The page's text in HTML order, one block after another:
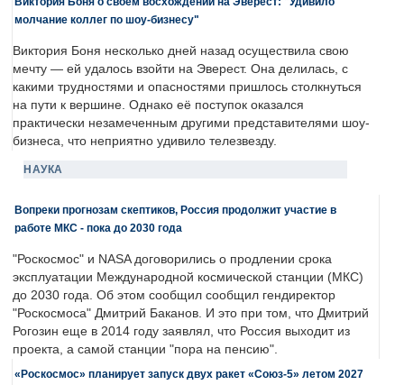
молчание коллег по шоу-бизнесу"
Виктория Боня несколько дней назад осуществила свою
мечту — ей удалось взойти на Эверест. Она делилась, с
какими трудностями и опасностями пришлось столкнуться
на пути к вершине. Однако её поступок оказался
практически незамеченным другими представителями шоу-
бизнеса, что неприятно удивило телезвезду.
НАУКА
Вопреки прогнозам скептиков, Россия продолжит участие в
работе МКС - пока до 2030 года
"Роскосмос" и NASA договорились о продлении срока
эксплуатации Международной космической станции (МКС)
до 2030 года. Об этом сообщил сообщил гендиректор
"Роскосмоса" Дмитрий Баканов. И это при том, что Дмитрий
Рогозин еще в 2014 году заявлял, что Россия выходит из
проекта, а самой станции "пора на пенсию".
«Роскосмос» планирует запуск двух ракет «Союз-5» летом 2027